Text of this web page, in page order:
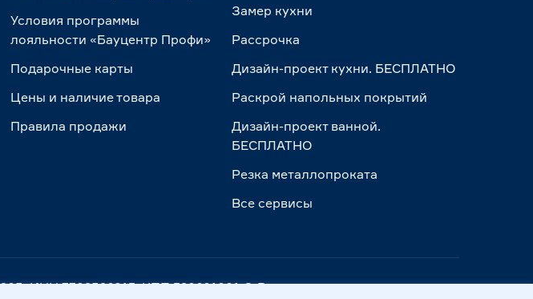
Условия программы
лояльности «Бауцентр Профи»
Подарочные карты
Цены и наличие товара
Правила продажи
Замер кухни
Рассрочка
Дизайн-проект кухни. БЕСПЛАТНО
Раскрой напольных покрытий
Дизайн-проект ванной.
БЕСПЛАТНО
Резка металлопроката
Все сервисы
205. ИНН 7702596813, КПП 390601001 © Все права защищены